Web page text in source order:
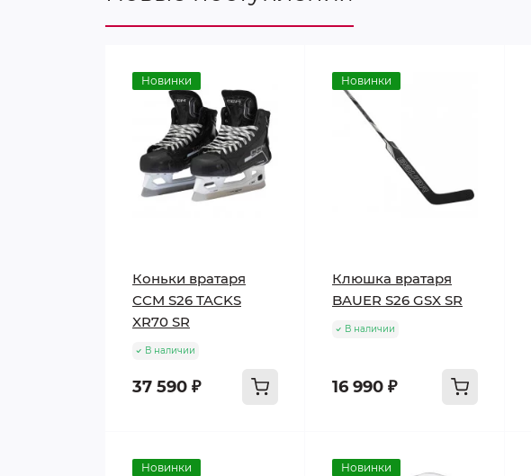
Новинки
Коньки вратаря
CCM S26 TACKS
XR70 SR
В наличии
37 590 ₽
Новинки
Клюшка вратаря
BAUER S26 GSX SR
В наличии
16 990 ₽
Новинки Новинки